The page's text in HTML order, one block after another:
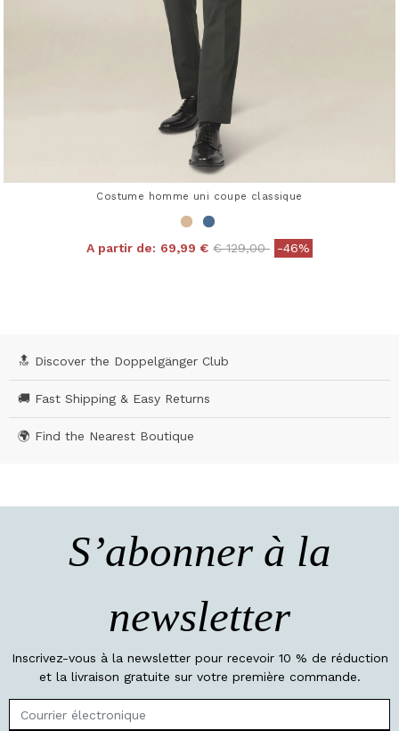
Costume homme uni coupe classique
A partir de: 69,99 € Price reduced from
€ 129,00to-46%
🔝 Discover the Doppelgänger Club
🚚 Fast Shipping & Easy Returns
🌍 Find the Nearest Boutique
S’abonner à la
newsletter
Inscrivez-vous à la newsletter pour recevoir 10 % de réduction
et la livraison gratuite sur votre première commande.